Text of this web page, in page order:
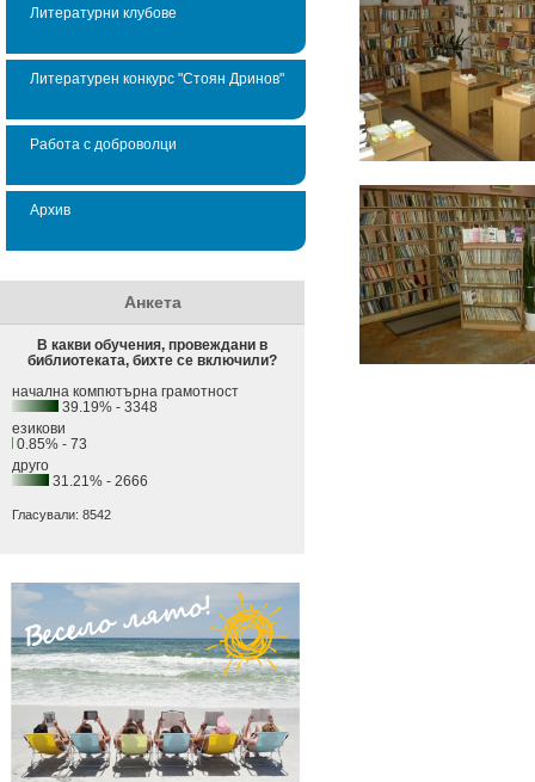
Литературни клубове
Литературен конкурс "Стоян Дринов"
Работа с доброволци
Архив
Анкета
В какви обучения, провеждани в
библиотеката, бихте се включили?
начална компютърна грамотност
39.19% - 3348
езикови
0.85% - 73
друго
31.21% - 2666
Гласували: 8542